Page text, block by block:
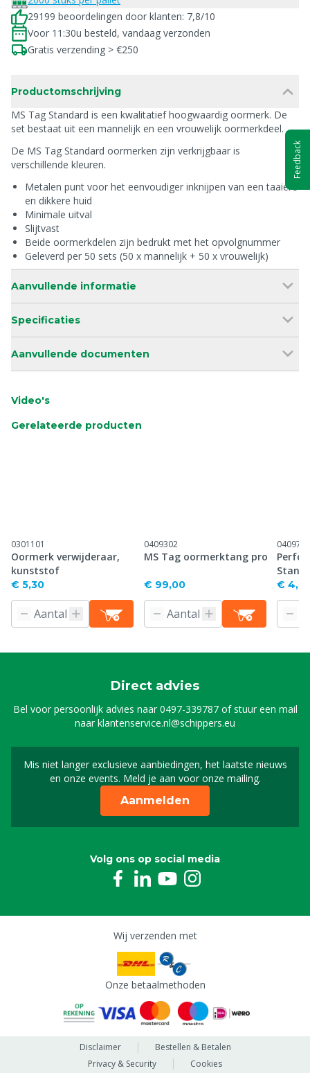
29199 beoordelingen door klanten: 7,8/10
Voor 11:30u besteld, vandaag verzonden
Gratis verzending > €250
Productomschrijving
MS Tag Standard is een kwalitatief hoogwaardig oormerk. De
set bestaat uit een mannelijk en een vrouwelijk oormerkdeel.
De MS Tag Standard oormerken zijn verkrijgbaar is
verschillende kleuren.
Metalen punt voor het eenvoudiger inknijpen van een taaiere
en dikkere huid
Minimale uitval
Slijtvast
Beide oormerkdelen zijn bedrukt met het opvolgnummer
Geleverd per 50 sets (50 x mannelijk + 50 x vrouwelijk)
Aanvullende informatie
Specificaties
Aanvullende documenten
Video's
Gerelateerde producten
0301101
Oormerk verwijderaar,
kunststof
€ 5,30
0409302
MS Tag oormerktang pro
€ 99,00
0409716
€ 4,61
Direct advies
Bel voor persoonlijk advies naar0497-339787of stuur een mail
naarklantenservice.nl@schippers.eu
Mis niet langer exclusieve aanbiedingen, het laatste nieuws
en onze events. Meld je aan voor onze mailing.
Schrijf je in voor onze
Aanmelden
Volg ons op social media
Wij verzenden met
Onze betaalmethoden
Disclaimer
Bestellen & Betalen
Privacy & Security
Cookies
Feedback